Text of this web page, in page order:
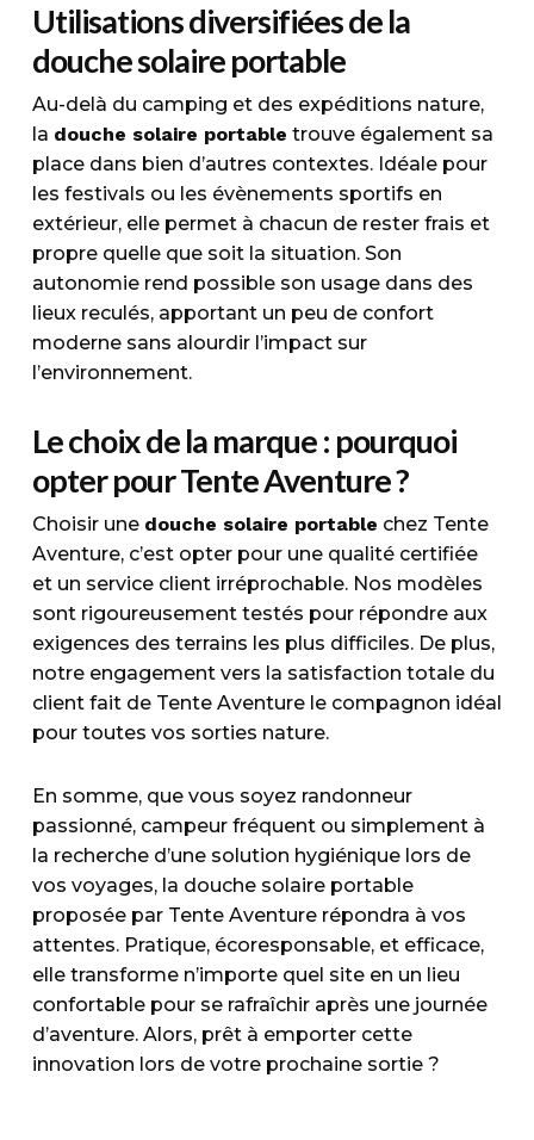
Utilisations diversifiées de la
douche solaire portable
Au-delà du camping et des expéditions nature,
la douche solaire portable trouve également sa
place dans bien d’autres contextes. Idéale pour
les festivals ou les évènements sportifs en
extérieur, elle permet à chacun de rester frais et
propre quelle que soit la situation. Son
autonomie rend possible son usage dans des
lieux reculés, apportant un peu de confort
moderne sans alourdir l’impact sur
l’environnement.
Le choix de la marque : pourquoi
opter pour Tente Aventure ?
Choisir une douche solaire portable chez Tente
Aventure, c’est opter pour une qualité certifiée
et un service client irréprochable. Nos modèles
sont rigoureusement testés pour répondre aux
exigences des terrains les plus difficiles. De plus,
notre engagement vers la satisfaction totale du
client fait de Tente Aventure le compagnon idéal
pour toutes vos sorties nature.
En somme, que vous soyez randonneur
passionné, campeur fréquent ou simplement à
la recherche d’une solution hygiénique lors de
vos voyages, la douche solaire portable
proposée par Tente Aventure répondra à vos
attentes. Pratique, écoresponsable, et efficace,
elle transforme n’importe quel site en un lieu
confortable pour se rafraîchir après une journée
d’aventure. Alors, prêt à emporter cette
innovation lors de votre prochaine sortie ?